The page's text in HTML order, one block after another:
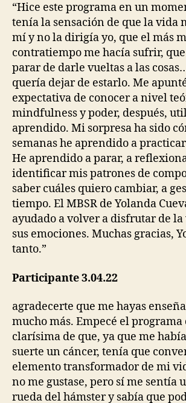
“Hice este programa en un
tenía la sensación de que la vida
mí y no la dirigía yo, que el más
contratiempo me hacía sufrir,
parar de darle vueltas a las
quería dejar de estarlo. Me
expectativa de conocer a nivel
mindfulness y poder, después,
aprendido. Mi sorpresa ha sido
semanas he aprendido a
He aprendido a parar, a
identificar mis patrones de
saber cuáles quiero cambiar, a
tiempo. El MBSR de Yolanda
ayudado a volver a disfrutar de la
sus emociones. Muchas gracias,
tanto.”
Participante 3.04.22
agradecerte que me hayas
mucho más. Empecé el programa
clarísima de que, ya que me
suerte un cáncer, tenía que
elemento transformador de mi
no me gustase, pero sí me sentía
rueda del hámster y sabía que